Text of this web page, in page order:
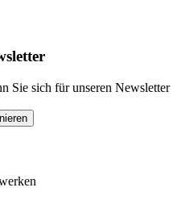
Sie sich für unseren Newsletter